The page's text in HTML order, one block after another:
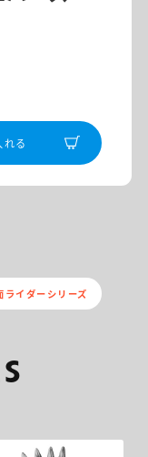
れる
イダーシリーズ